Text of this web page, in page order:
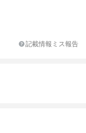
記載情報ミス報告